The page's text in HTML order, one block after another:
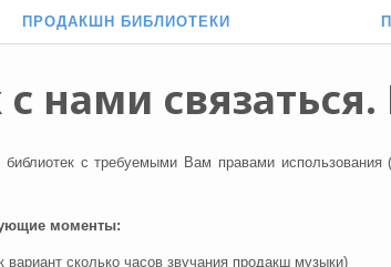
ПРОДАКШН БИБЛИОТЕКИ
нами
с требуемыми Вам правами
моменты:
сколько часов звучания продакш музыки)